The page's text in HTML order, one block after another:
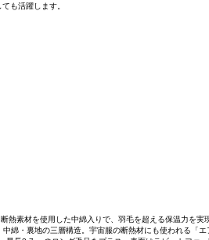
も活躍します。
素材を使用した中綿入りで、羽毛を超える保温力を
・裏地の三層構造。宇宙服の断熱材にも使われる